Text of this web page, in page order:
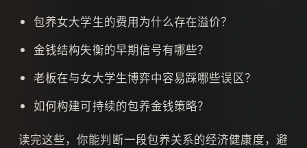
包养女大学生的费用为什么存在溢价？
金钱结构失衡的早期信号有哪些？
老板在与女大学生博弈中容易踩哪些误区？
如何构建可持续的包养金钱策略？
读完这些，你能判断一段包养关系的经济健康度，避